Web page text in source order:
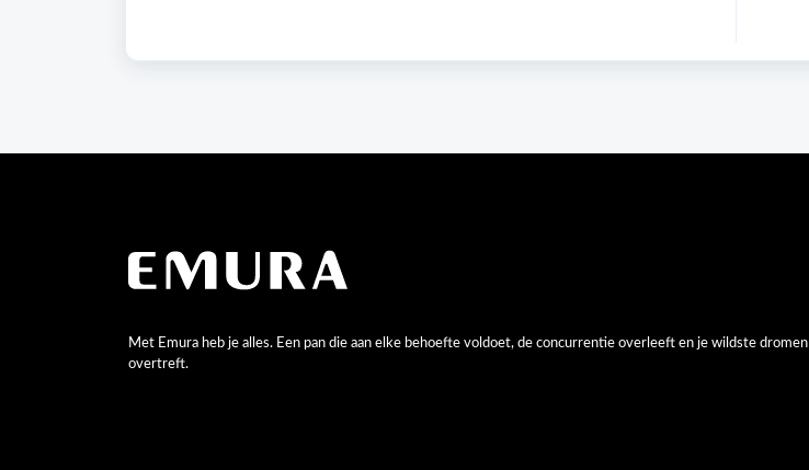
Met Emura heb je alles. Een pan die aan elke behoefte voldoet, de concurrentie overleeft en je wildste dromen
overtreft.